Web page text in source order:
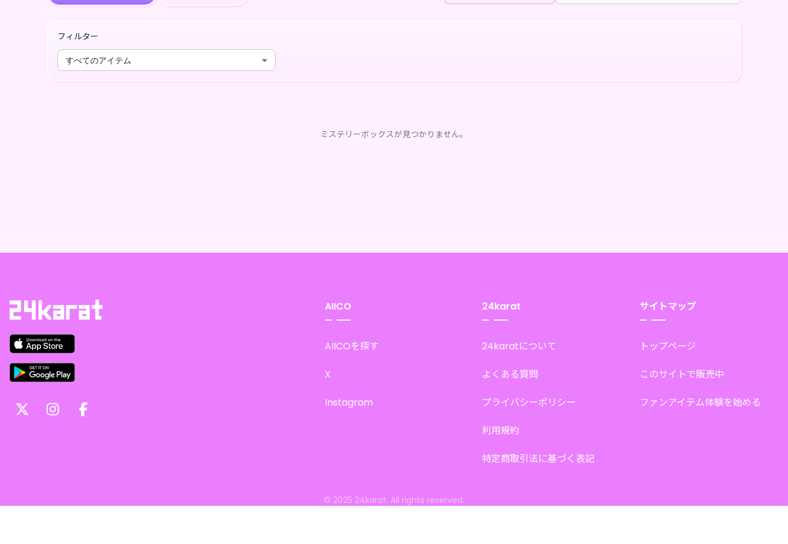
フィルター
すべてのアイテム
ミステリーボックスが見つかりません。
AIICO
AIICOを探す
X
Instagram
24karat
24karatについて
よくある質問
プライバシーポリシー
利用規約
特定商取引法に基づく表記
サイトマップ
トップページ
このサイトで販売中
ファンアイテム体験を始める
© 2025 24karat. All rights reserved.